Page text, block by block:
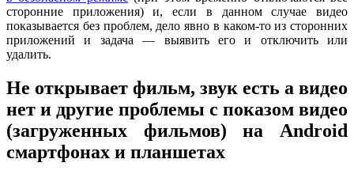
сторонние приложения) и, если в данном случае видео
показывается без проблем, дело явно в каком-то из сторонних
приложений и задача — выявить его и отключить или
удалить.
Не открывает фильм, звук есть а видео
нет и другие проблемы с показом видео
(загруженных фильмов) на Android
смартфонах и планшетах